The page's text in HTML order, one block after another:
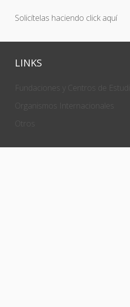
Solicítelas haciendo click aquí
LINKS
Fundaciones y Centros de Estudio
Organismos Internacionales
Otros